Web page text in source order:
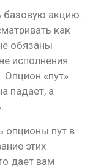
базовую акцию.
как
обязаны
исполнения
Опцион «пут»
падает, а
опционы пут в
этих
дает вам